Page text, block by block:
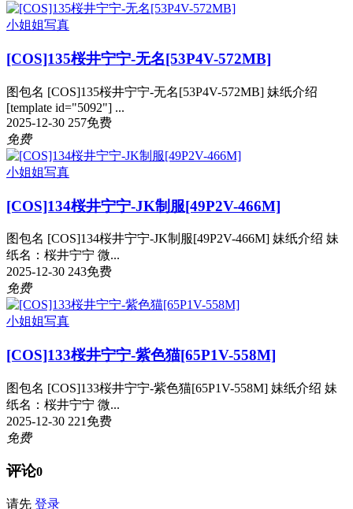
小姐姐写真
[COS]135桜井宁宁-无名[53P4V-572MB]
图包名 [COS]135桜井宁宁-无名[53P4V-572MB] 妹纸介绍
[template id="5092"] ...
2025-12-30 257免费
免费
小姐姐写真
[COS]134桜井宁宁-JK制服[49P2V-466M]
图包名 [COS]134桜井宁宁-JK制服[49P2V-466M] 妹纸介绍 妹
纸名：桜井宁宁 微...
2025-12-30 243免费
免费
小姐姐写真
[COS]133桜井宁宁-紫色猫[65P1V-558M]
图包名 [COS]133桜井宁宁-紫色猫[65P1V-558M] 妹纸介绍 妹
纸名：桜井宁宁 微...
2025-12-30 221 免费
免费
评论0
请先 登录